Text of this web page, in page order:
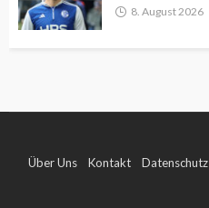
8. August 2026
Über Uns Kontakt Datenschutz